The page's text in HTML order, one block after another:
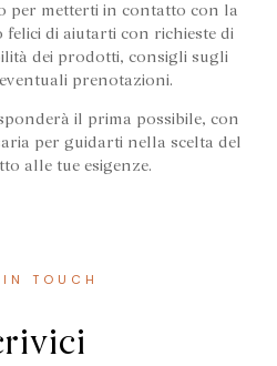
per metterti in contatto con la
felici di aiutarti con richieste di
dei prodotti, consigli sugli
prenotazioni.
il prima possibile, con
per guidarti nella scelta del
alle tue esigenze.
TOUCH